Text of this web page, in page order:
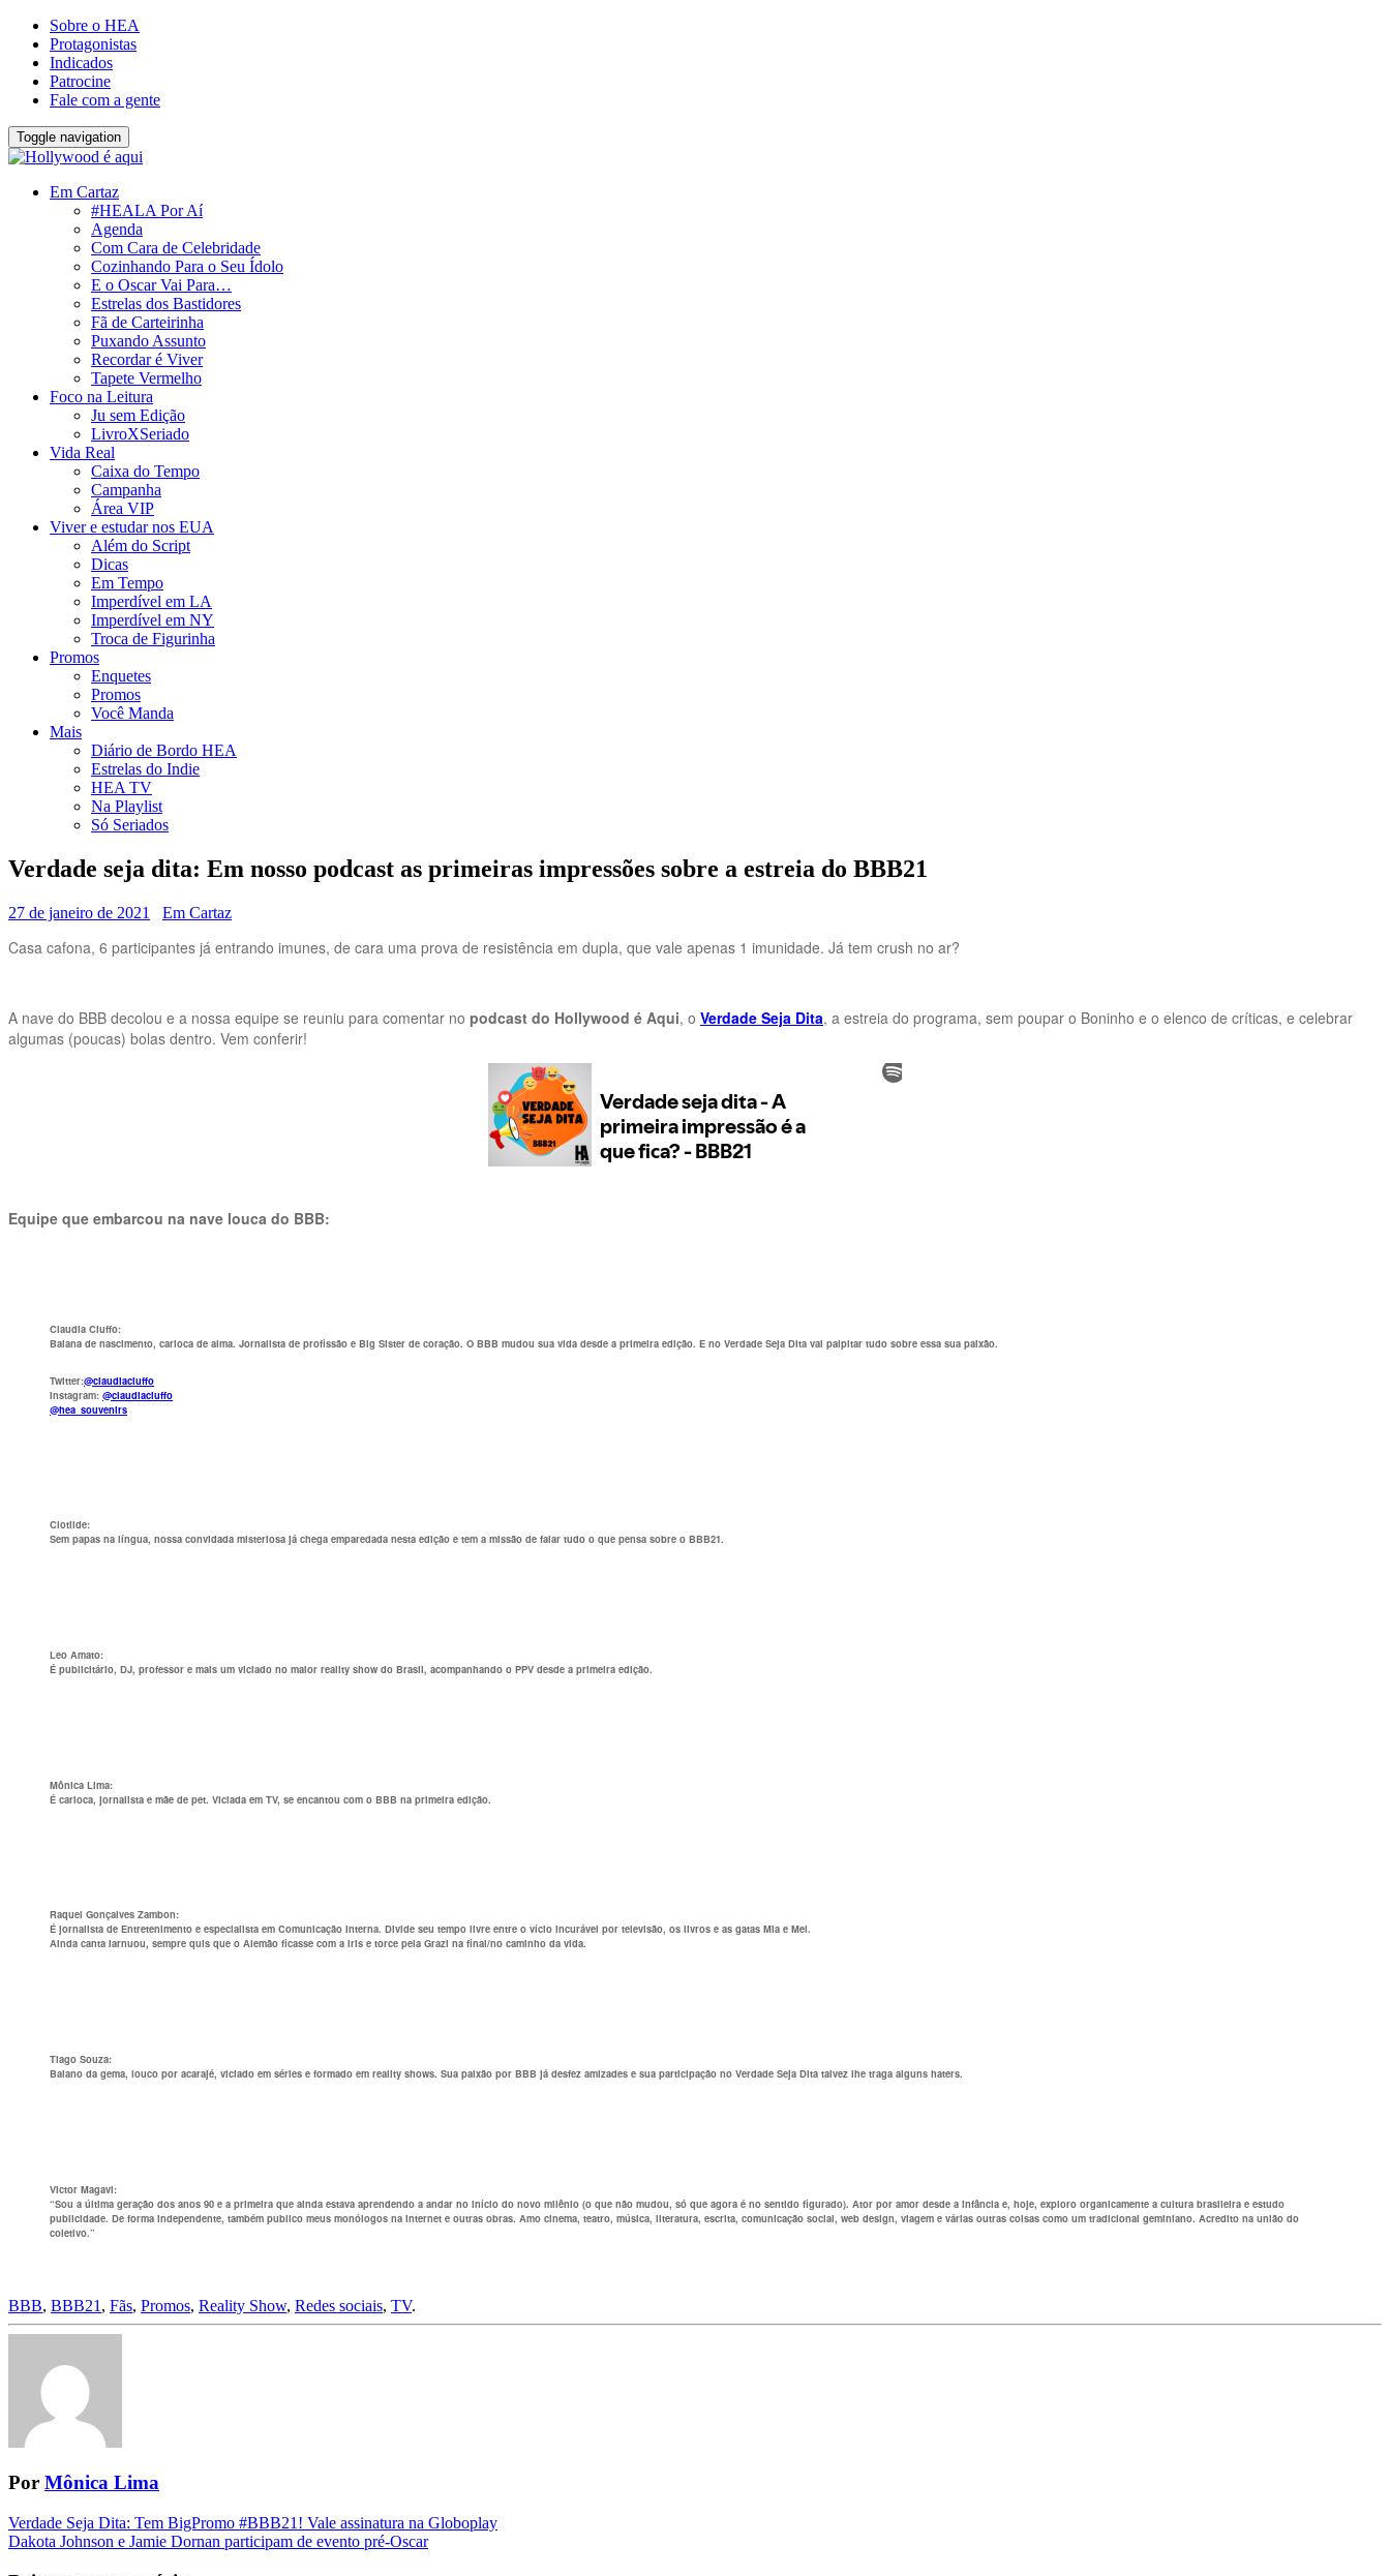
Sobre o HEA
Protagonistas
Indicados
Patrocine
Fale com a gente
Toggle navigation
Em Cartaz
#HEALA Por Aí
Agenda
Com Cara de Celebridade
Cozinhando Para o Seu Ídolo
E o Oscar Vai Para…
Estrelas dos Bastidores
Fã de Carteirinha
Puxando Assunto
Recordar é Viver
Tapete Vermelho
Foco na Leitura
Ju sem Edição
LivroXSeriado
Vida Real
Caixa do Tempo
Campanha
Área VIP
Viver e estudar nos EUA
Além do Script
Dicas
Em Tempo
Imperdível em LA
Imperdível em NY
Troca de Figurinha
Promos
Enquetes
Promos
Você Manda
Mais
Diário de Bordo HEA
Estrelas do Indie
HEA TV
Na Playlist
Só Seriados
Verdade seja dita: Em nosso podcast as primeiras impressões sobre a estreia do BBB21
27 de janeiro de 2021 Em Cartaz
Casa cafona, 6 participantes já entrando imunes, de cara uma prova de resistência em dupla, que vale apenas 1 imunidade. Já tem crush no ar?
A nave do BBB decolou e a nossa equipe se reuniu para comentar no podcast do Hollywood é Aqui, o Verdade Seja Dita, a estreia do programa, sem poupar o Boninho e o elenco de críticas, e celebrar
algumas (poucas) bolas dentro. Vem conferir!
Equipe que embarcou na nave louca do BBB:
Claudia Ciuffo:
Baiana de nascimento, carioca de alma. Jornalista de profissão e Big Sister de coração. O BBB mudou sua vida desde a primeira edição. E no Verdade Seja Dita vai palpitar tudo sobre essa sua paixão.
Twitter:@claudiaciuffo
Instagram: @claudiaciuffo
@hea_souvenirs
Clotilde:
Sem papas na língua, nossa convidada misteriosa já chega emparedada nesta edição e tem a missão de falar tudo o que pensa sobre o BBB21.
Leo Amato:
É publicitário, DJ, professor e mais um viciado no maior reality show do Brasil, acompanhando o PPV desde a primeira edição.
Mônica Lima:
É carioca, jornalista e mãe de pet. Viciada em TV, se encantou com o BBB na primeira edição.
Raquel Gonçalves Zambon:
É jornalista de Entretenimento e especialista em Comunicação Interna. Divide seu tempo livre entre o vício incurável por televisão, os livros e as gatas Mia e Mel.
Ainda canta Iarnuou, sempre quis que o Alemão ficasse com a Iris e torce pela Grazi na final/no caminho da vida.
Tiago Souza:
Baiano da gema, louco por acarajé, viciado em séries e formado em reality shows. Sua paixão por BBB já desfez amizades e sua participação no Verdade Seja Dita talvez lhe traga alguns haters.
Victor Magavi:
“Sou a última geração dos anos 90 e a primeira que ainda estava aprendendo a andar no início do novo milênio (o que não mudou, só que agora é no sentido figurado). Ator por amor desde a infância e, hoje, exploro organicamente a cultura brasileira e estudo
publicidade. De forma independente, também publico meus monólogos na internet e outras obras. Amo cinema, teatro, música, literatura, escrita, comunicação social, web design, viagem e várias outras coisas como um tradicional geminiano. Acredito na união do
coletivo.”
BBB, BBB21, Fãs, Promos, Reality Show, Redes sociais, TV.
Por Mônica Lima
Navegação
da
Verdade Seja Dita: Tem BigPromo #BBB21! Vale assinatura na Globoplay
Dakota Johnson e Jamie Dornan participam de evento pré-Oscar